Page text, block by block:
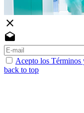
close
drafts
Acepto los Términos
back to top